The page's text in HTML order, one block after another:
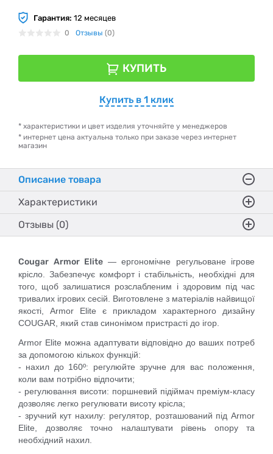
Гарантия: 12 месяцев
0 Отзывы (0)
КУПИТЬ
Купить в 1 клик
* характеристики и цвет изделия уточняйте у менеджеров
* интернет цена актуальна только при заказе через интернет
магазин
Описание товара
Характеристики
Отзывы (0)
Cougar Armor Elite — ергономічне регульоване ігрове
крісло. Забезпечує комфорт і стабільність, необхідні для
того, щоб залишатися розслабленим і здоровим під час
тривалих ігрових сесій. Виготовлене з матеріалів найвищої
якості, Armor Elite є прикладом характерного дизайну
COUGAR, який став синонімом пристрасті до ігор.
Armor Elite можна адаптувати відповідно до ваших потреб
за допомогою кількох функцій:
- нахил до 160º: регулюйте зручне для вас положення,
коли вам потрібно відпочити;
- регулювання висоти: поршневий підіймач преміум-класу
дозволяє легко регулювати висоту крісла;
- зручний кут нахилу: регулятор, розташований під Armor
Elite, дозволяє точно налаштувати рівень опору та
необхідний нахил.